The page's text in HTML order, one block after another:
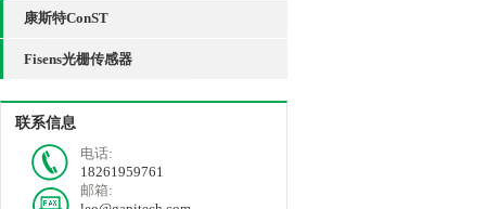
康斯特ConST
Fisens光栅传感器
联系信息
电话:
18261959761
邮箱: